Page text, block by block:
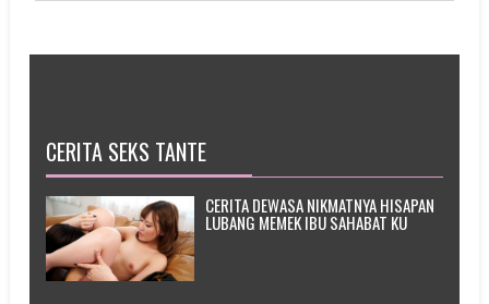
CERITA SEKS TANTE
CERITA DEWASA NIKMATNYA HISAPAN
LUBANG MEMEK IBU SAHABAT KU